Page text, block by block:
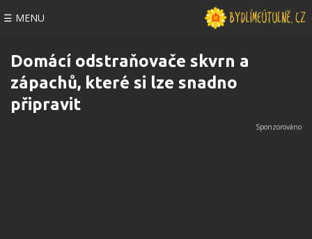
☰ MENU
Domácí odstraňovače skvrn a
zápachů, které si lze snadno
připravit